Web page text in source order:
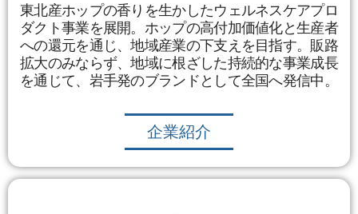
東北産ホップの香りを生かしたウェルネスケアプロ
ダクト事業を展開。ホップの高付加価値化と生産者
への還元を通じ、地域産業の下支えを目指す。販路
拡大のみならず、地域に根ざした持続的な事業成長
を通じて、岩手発のブランドとして全国へ発信中。
企業紹介